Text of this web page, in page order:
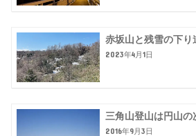
赤坂山と残雪の下り
2023年4月1日
三角山登山は円山
2016年9月3日